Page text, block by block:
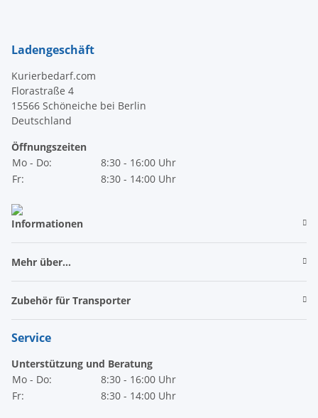
Ladengeschäft
Kurierbedarf.com
Florastraße 4
15566 Schöneiche bei Berlin
Deutschland
Öffnungszeiten
Mo - Do:
8:30 - 16:00 Uhr
Fr:
8:30 - 14:00 Uhr
Informationen
Mehr über...
Zubehör für Transporter
Service
Unterstützung und Beratung
Mo - Do:
8:30 - 16:00 Uhr
Fr:
8:30 - 14:00 Uhr